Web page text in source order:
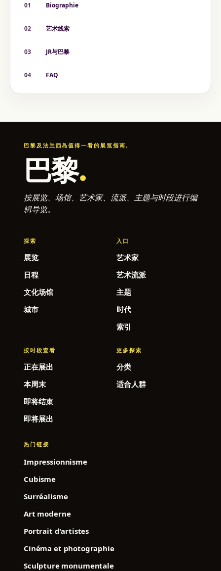
01 Biographie
02 艺术线索
03 JR与巴黎
04 FAQ
巴黎及法兰西岛值得一看的展览指南。
巴黎.
按展览、场馆、艺术家、流派、主题与时段进行编
辑导览。
探索
展览
日程
文化场馆
城市
入口
艺术家
艺术流派
主题
时代
索引
按时段查看
正在展出
本周末
即将结束
即将展出
更多探索
分类
适合人群
热门链接
Impressionnisme
Cubisme
Surréalisme
Art moderne
Portrait d'artistes
Cinéma et photographie
Sculpture monumentale